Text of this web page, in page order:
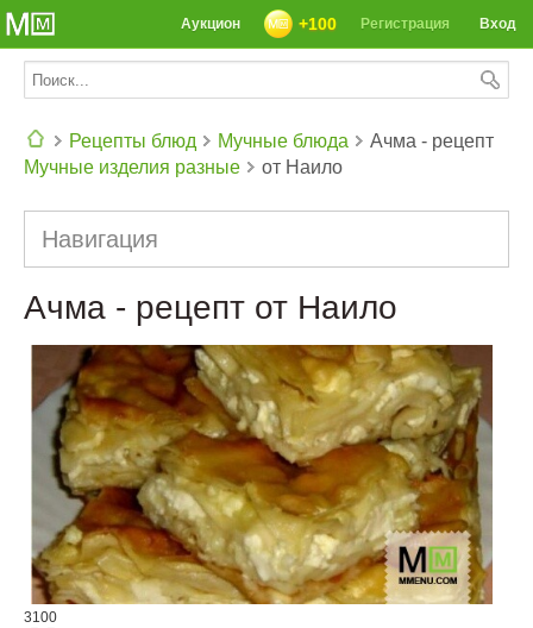
Вход
Регистрация
+100
Аукцион
Рецепты блюд
Мучные блюда
Мучные изделия разные
Ачма - рецепт
от Наило
Навигация
Ачма - рецепт от Наило
3100